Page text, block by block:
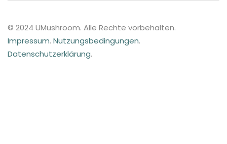
© 2024 UMushroom. Alle Rechte vorbehalten.
Impressum. Nutzungsbedingungen.
Datenschutzerklärung.